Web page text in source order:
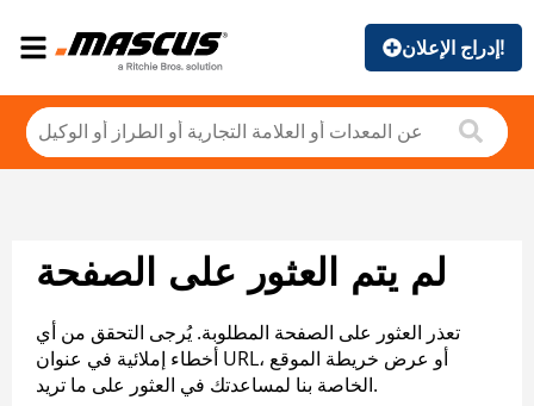
إدراج الإعلان!
لم يتم العثور على الصفحة
تعذر العثور على الصفحة المطلوبة. يُرجى التحقق من أي
أخطاء إملائية في عنوان URL، أو عرض خريطة الموقع
الخاصة بنا لمساعدتك في العثور على ما تريد.